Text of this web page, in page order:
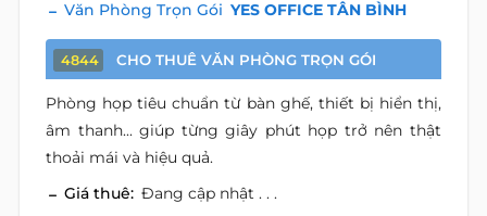
Văn Phòng Trọn Gói YES OFFICE TÂN BÌNH
4844 CHO THUÊ VĂN PHÒNG TRỌN GÓI
Phòng họp tiêu chuẩn từ bàn ghế, thiết bị hiển thị,
âm thanh... giúp từng giây phút họp trở nên thật
thoải mái và hiệu quả.
Giá thuê: Đang cập nhật . . .